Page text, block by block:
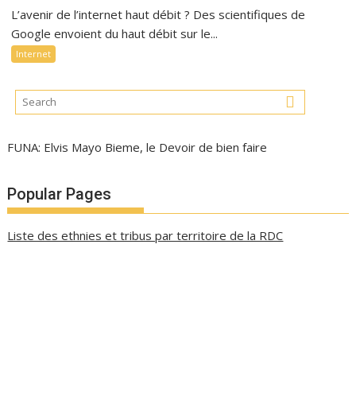
L’avenir de l’internet haut débit ? Des scientifiques de
Google envoient du haut débit sur le...
Internet
FUNA: Elvis Mayo Bieme, le Devoir de bien faire
Popular Pages
Liste des ethnies et tribus par territoire de la RDC